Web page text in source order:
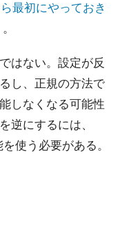
最初にやっておき
はない。設定が反
し、正規の方法で
しなくなる可能性
逆にするには、
使う必要がある。